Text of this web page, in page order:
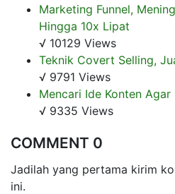
Marketing Funnel,
Hingga 10x Lipat
√ 10129 Views
Teknik Covert Selling,
√ 9791 Views
Mencari Ide Konten Agar
√ 9335 Views
COMMENT 0
Jadilah yang pertama kirim
ini.